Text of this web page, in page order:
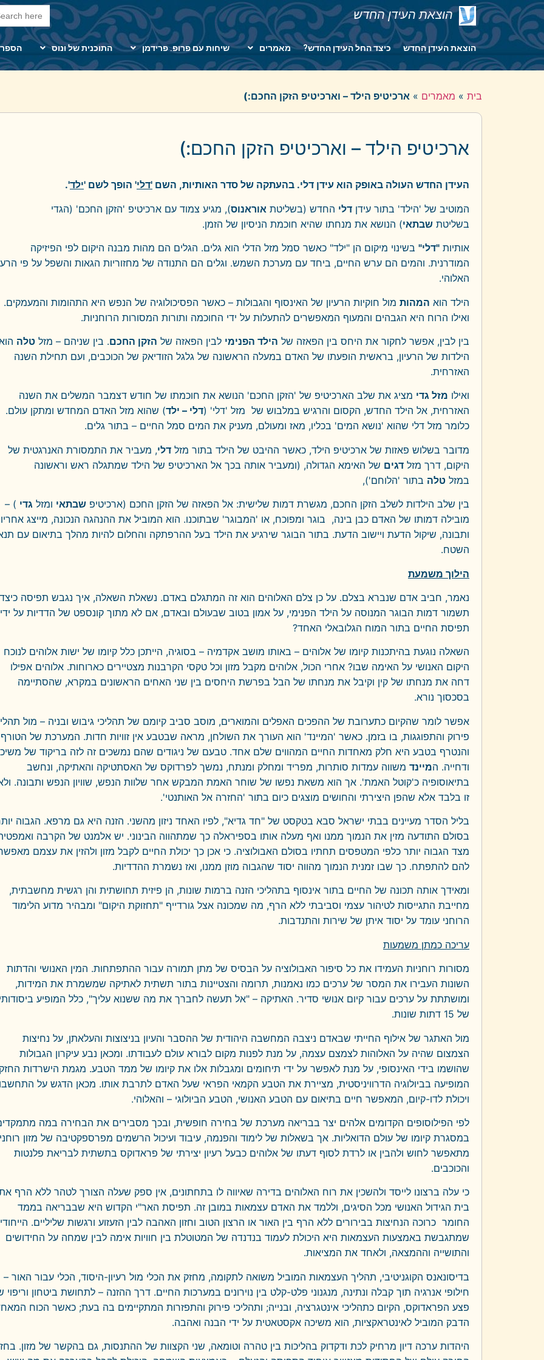
הוצאת העידן החדש
Search
for:
Button
הוצאת העידן החדש כיצד החל העידן החדש? מאמרים שיחות עם פרופ. פרידמן התוכנית של ונוס
בית » מאמרים » ארכיטיפ הילד – וארכיטיפ הזקן החכם:)
ארכיטיפ הילד – וארכיטיפ הזקן החכם:)
העידן החדש העולה באופק הוא עידן דלי. בהעתקה של סדר האותיות, השם 'דלי' הופך לשם 'ילד'.
המוטיב של 'הילד' בתור עידן דלי החדש (בשליטת אוראנוס), מגיע צמוד עם ארכיטיפ 'הזקן החכם' (הגדי
בשליטת שבתאי) הנושא את מנחתו שהיא חוכמת הניסיון של הזמן.
אותיות "דלי" בשינוי מיקום הן "ילד" כאשר סמל מזל הדלי הוא גלים. הגלים הם מהות מבנה היקום לפי הפיזיקה
המודרנית. והמים הם ערש החיים, ביחד עם מערכת השמש. וגלים הם התנודה של מחזוריות הגאות והשפל על פי
האלוהי.
הילד הוא המהות מול חוקיות הרעיון של האינסוף והגבולות – כאשר הפסיכולוגיה של הנפש היא התהומות והמעמקים.
ואילו הרוח היא הגבהים והמעוף המאפשרים להתעלות על ידי החוכמה ותורות המסורות הרוחניות.
בין לבין, אפשר לחקור את היחס בין הפאזה של הילד הפנימי לבין הפאזה של הזקן החכם. בין שניהם – מזל טלה
הילדות של הרעיון, בראשית הופעתו של האדם במעלה הראשונה של גלגל הזודיאק של הכוכבים, ועם תחילת השנה
האזרחית.
ואילו מזל גדי מציג את שלב הארכיטיפ של 'הזקן החכם' הנושא את חוכמתו של חודש דצמבר המשלים את השנה
האזרחית, אל הילד החדש, הקסום והרגיש במלבוש של מזל 'דלי' (דלי – ילד) שהוא מזל האדם המחדש ומתקן עולם.
כלומר מזל דלי שהוא 'נושא המים' בכליו, מאז ומעולם, מעניק את המים סמל החיים – בתור גלים.
מדובר בשלוש פאזות של ארכיטיפ הילד, כאשר ההיבט של הילד בתור מזל דלי, מעביר את התמסורת האנרגטית של
היקום, דרך מזל דגים של האימא הגדולה, (ומעביר אותה בכך אל הארכיטיפ של הילד שמתגלה ראש וראשונה
במזל טלה בתור 'הלוחם'),
בין שלב הילדות לשלב הזקן החכם, מגשרת דמות שלישית: אל הפאזה של הזקן החכם (ארכיטיפ שבתאי ומזל גדי ) –
מובילה דמותו של האדם כבן בינה, בוגר ומפוכח, או 'המבוגר' שבתוכנו. הוא המוביל את ההנהגה הנכונה, מייצג
ותבונה, שיקול הדעת ויישוב הדעת. בתור הבוגר שירגיע את הילד בעל ההרפתקה והחלום להיות מהלך בתיאום עם
השטח.
הילוך משמעת
נאמר, חביב אדם שנברא בצלם. על כן צלם האלוהים הוא זה המתגלם באדם. נשאלת השאלה, איך נגבש תפיסה כיצד
תשמור דמות הבוגר המנוסה על הילד הפנימי, על אמון בטוב שבעולם ובאדם, אם לא מתוך קונספט של הדדיות על ידי
תפיסת החיים בתור המוח הגלובאלי האחד?
השאלה נוגעת בהיתכנות קיומו של אלוהים – באותו מושב אקדמיה – בסוגיה, הייתכן כלל קיומו של ישות אלוהים לנוכח
היקום האנושי על האימה שבו? אחרי הכול, אלוהים מקבל מזון וכל טקסי הקרבנות מצטיירים כארוחות. אלוהים אפילו
דחה את מנחתו של קין וקיבל את מנחתו של הבל בפרשת היחסים בין שני האחים הראשונים במקרא, שהסתיימה
בסכסוך נורא.
אפשר לומר שהקיום כתערובת של ההפכים האפלים והמוארים, מוסב סביב קיומם של תהליכי גיבוש ובניה – מול
פירוק והתפוגגות, בו בזמן. כאשר 'המיינד' הוא העורך את השולחן, מראה שבטבע אין זוויות חדות. המערכת של הטורף
והנטרף בטבע היא חלק מאחדות החיים המהווים שלם אחד. טבעם של ניגודים שהם נמשכים זה לזה בריקוד של
ודחייה. המיינד משווה עמדות סותרות, מפריד ומחלק ומנתח, נמשך לפרדוקס של האסתטיקה והאתיקה, ונחשב
בתיאוסופיה כ'קוטל האמת'. אך הוא משאת נפשו של שוחר האמת המבקש אחר שלוות הנפש, שוויון הנפש ותבונה.
זו בלבד אלא שהפן היצירתי והחושים מוצגים כיום בתור 'החזרה אל האותנטי'.
בליל הסדר מעיינים בבתי ישראל סבא בטקסט של "חד גדיא", לפיו האחד ניזון מהשני. הזנה היא גם מרפא. הגבוה
בסולם התודעה מזין את הנמוך ממנו ואף מעלה אותו בספיראלה כך שמתהווה הבינוני. יש אלמנט של הקרבה
מצד הגבוה יותר כלפי המטפסים תחתיו בסולם האבולוציה. כי אכן כך יכולת החיים לקבל מזון ולהזין את עצמם
להם להתפתח. כך שבו זמנית הנמוך מהווה יסוד שהגבוה מוזן ממנו, ואז נשמרת ההדדיות.
ומאידך אותה תכונה של החיים בתור אינסוף בתהליכי הזנה ברמות שונות, הן פיזית תחושתית והן רגשית מחשבתית,
מחייבת התגייסות לטיהור עצמי וסביבתי ללא הרף, מה שמכונה אצל גורדייף "תחזוקת היקום" ומבהיר מדוע הלימוד
הרוחני עומד על יסוד איתן של שירות והתנדבות.
עריכה כמתן משמעות
מסורות רוחניות העמידו את כל סיפור האבולוציה על הבסיס של מתן תמורה עבור ההתפתחות. המין האנושי והדתות
השונות העבירו את המסר של ערכים כמו נאמנות, תרומה והצטיינות בתור תשתית לאתיקה שמשמרת את המידות,
ומושתתת על ערכים עבור קיום אנושי סדיר. האתיקה – "אל תעשה לחברך את מה ששנוא עליך", כלל המופיע
של 15 דתות שונות.
מול האתגר של אילוף החייתי שבאדם ניצבה המחשבה היהודית של ההסבר והעיון בניצוצות והעלאתן, על נחיצות
הצמצום שהיה על האלוהות לצמצם עצמה, על מנת לפנות מקום לבורא עולם לעבודתו. ומכאן נבע עיקרון הגבולות
שהושמו בידי האינסופי, על מנת לאפשר על ידי תיחומים ומגבלות אלו את קיומו של ממד הטבע. מגמת הישרדות
המופיעה בביולוגיה הדרוויניסטית, מציירת את הטבע הקמאי הפראי שעל האדם לתרבת אותו. מכאן הדגש על
ויכולת לדו-קיום, המאפשר חיים בתיאום עם הטבע האנושי, הטבע הביולוגי – והאלוהי.
לפי הפילוסופים הקדומים אלהים יצר בבריאה מערכת של בחירה חופשית, ובכך מסבירים את הבחירה במה
במסגרת קיומו של עולם הדואליות. אך בשאלות של לימוד והפנמה, עיבוד ועיכול הרשמים מפרספקטיבה של מזון
מתאפשר לחוש ולהבין או לרדת לסוף דעתו של אלוהים כבעל רעיון יצירתי של פראדוקס בתשתית לבריאת פלנטות
והכוכבים.
כי עלה ברצונו לייסד ולהשכין את רוח האלוהים בדירה שאיווה לו בתחתונים, אין ספק שעלה הצורך לטהר ללא הרף
בית הגידול האנושי מכל הסיגים, וללמד את האדם עצמאות במובן זה. תפיסת האר"י הקדוש היא שבבריאה בממד
החומר כרוכה הנחיצות בבירורים ללא הרף בין האור או הרצון הטוב וחזון האהבה לבין הזעזוע ורגשות שליליים.
שמתגבשת באמצעות העצמאות היא היכולת לעמוד בנדנדה של המטוטלת בין חוויות אימה לבין שמחה על החידושים
והתושייה וההמצאה, ולאחד את המציאות.
בדיסונאנס הקוגניטיבי, תהליך העצמאות המוביל משואה לתקומה, מחזק את הכלי מול רעיון-היסוד, הכלי עבור האור –
חילופי אנרגיה תוך קבלה ונתינה, מנגנוני פלט-קלט בין נוירונים במערכות החיים. דרך ההזנה – לתחושת ביטחון וריפוי
פצע הפראדוקס, הקיום כתהליכי אינטגרציה, ובנייה; ותהליכי פירוק והתפזרות המתקיימים בה בעת; כאשר הכוח
הדבק המוביל לאינטראקציות, הוא משיכה אקסטאטית על ידי הבנה ואהבה.
היהדות ערכה דיון מרחיק לכת ודקדוק בהליכות בין טהרה וטומאה, שני הקצוות של ההתנסות, גם בהקשר של מזון.